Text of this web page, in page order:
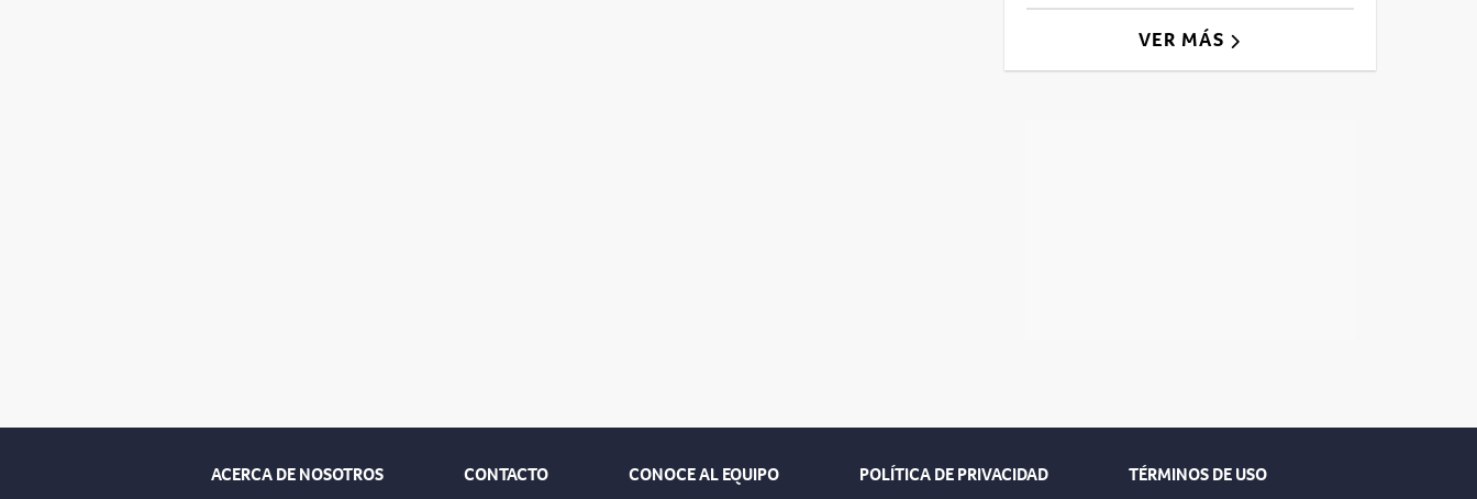
VER MÁS
ACERCA DE NOSOTROS CONTACTO CONOCE AL EQUIPO POLÍTICA DE PRIVACIDAD
TÉRMINOS DE USO